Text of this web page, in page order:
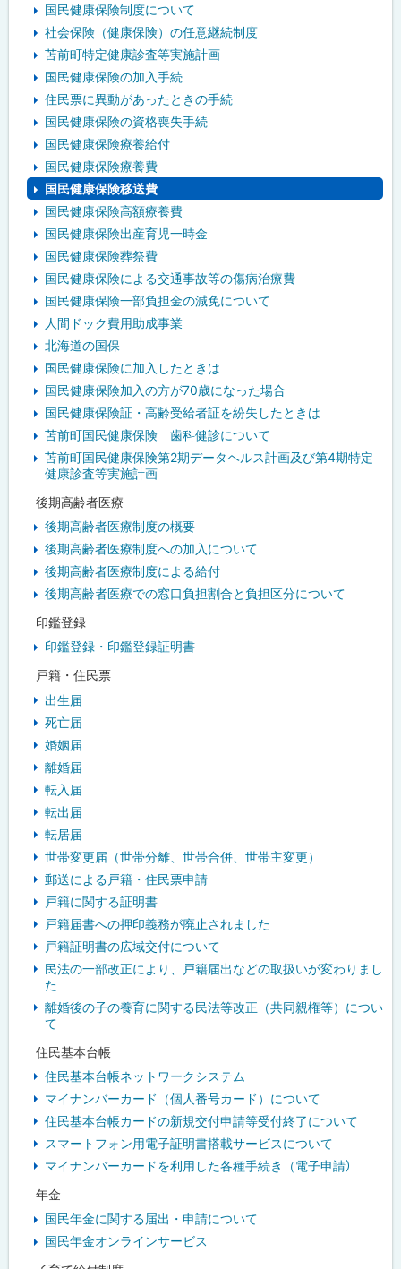
国民健康保険制度について
社会保険（健康保険）の任意継続制度
苫前町特定健康診査等実施計画
国民健康保険の加入手続
住民票に異動があったときの手続
国民健康保険の資格喪失手続
国民健康保険療養給付
国民健康保険療養費
国民健康保険移送費
国民健康保険高額療養費
国民健康保険出産育児一時金
国民健康保険葬祭費
国民健康保険による交通事故等の傷病治療費
国民健康保険一部負担金の減免について
人間ドック費用助成事業
北海道の国保
国民健康保険に加入したときは
国民健康保険加入の方が70歳になった場合
国民健康保険証・高齢受給者証を紛失したときは
苫前町国民健康保険 歯科健診について
苫前町国民健康保険第2期データヘルス計画及び第4期特定
健康診査等実施計画
後期高齢者医療
後期高齢者医療制度の概要
後期高齢者医療制度への加入について
後期高齢者医療制度による給付
後期高齢者医療での窓口負担割合と負担区分について
印鑑登録
印鑑登録・印鑑登録証明書
戸籍・住民票
出生届
死亡届
婚姻届
離婚届
転入届
転出届
転居届
世帯変更届（世帯分離、世帯合併、世帯主変更）
郵送による戸籍・住民票申請
戸籍に関する証明書
戸籍届書への押印義務が廃止されました
戸籍証明書の広域交付について
民法の一部改正により、戸籍届出などの取扱いが変わりまし
た
離婚後の子の養育に関する民法等改正（共同親権等）につい
て
住民基本台帳
住民基本台帳ネットワークシステム
マイナンバーカード（個人番号カード）について
住民基本台帳カードの新規交付申請等受付終了について
スマートフォン用電子証明書搭載サービスについて
マイナンバーカードを利用した各種手続き（電子申請）
年金
国民年金に関する届出・申請について
国民年金オンラインサービス